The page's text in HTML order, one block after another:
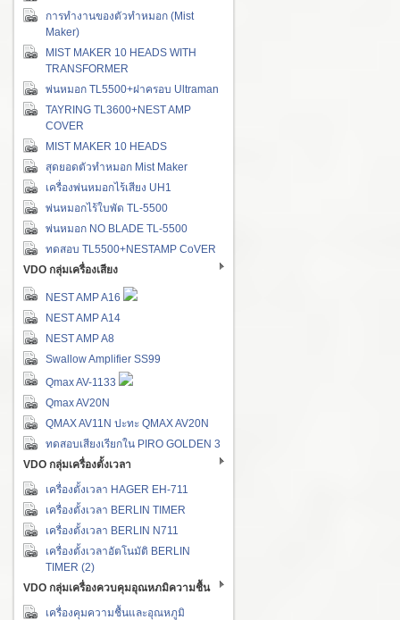
การทำงานของตัวทำหมอก (Mist
Maker)
MIST MAKER 10 HEADS WITH
TRANSFORMER
พ่นหมอก TL5500+ฝาครอบ Ultraman
TAYRING TL3600+NEST AMP
COVER
MIST MAKER 10 HEADS
สุดยอดตัวทำหมอก Mist Maker
เครื่องพ่นหมอกไร้เสียง UH1
พ่นหมอกไร้ใบพัด TL-5500
พ่นหมอก NO BLADE TL-5500
ทดสอบ TL5500+NESTAMP CoVER
VDO กลุ่มเครื่องเสียง
NEST AMP A16
NEST AMP A14
NEST AMP A8
Swallow Amplifier SS99
Qmax AV-1133
Qmax AV20N
QMAX AV11N ปะทะ QMAX AV20N
ทดสอบเสียงเรียกใน PIRO GOLDEN 3
VDO กลุ่มเครื่องตั้งเวลา
เครื่องตั้งเวลา HAGER EH-711
เครื่องตั้งเวลา BERLIN TIMER
เครื่องตั้งเวลา BERLIN N711
เครื่องตั้งเวลาอัตโนมัติ BERLIN
TIMER (2)
VDO กลุ่มเครื่องควบคุมอุณหภมิความชื้น
เครื่องคุมความชื้นและอุณหภูมิ